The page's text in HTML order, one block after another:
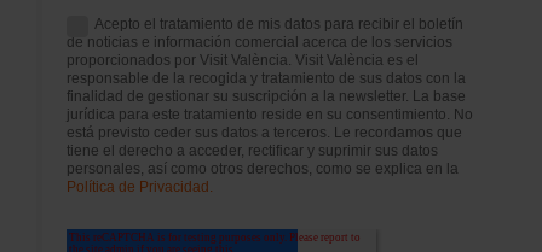
Acepto el tratamiento de mis datos para recibir el boletín
de noticias e información comercial acerca de los servicios
proporcionados por Visit València. Visit València es el
responsable de la recogida y tratamiento de sus datos con la
finalidad de gestionar su suscripción a la newsletter. La base
jurídica para este tratamiento reside en su consentimiento. No
está previsto ceder sus datos a terceros. Le recordamos que
tiene el derecho a acceder, rectificar y suprimir sus datos
personales, así como otros derechos, como se explica en la
Política de Privacidad.